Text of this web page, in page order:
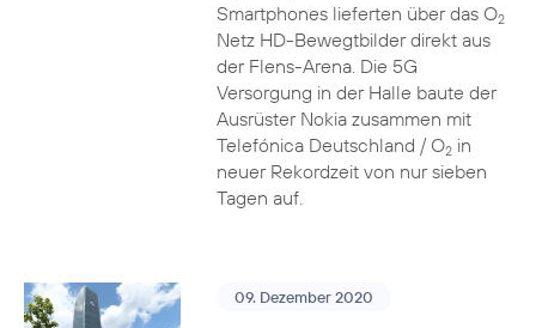
Smartphones lieferten über das O2
Netz HD-Bewegtbilder direkt aus
der Flens-Arena. Die 5G
Versorgung in der Halle baute der
Ausrüster Nokia zusammen mit
Telefónica Deutschland / O2in
neuer Rekordzeit von nur sieben
Tagen auf.
09. Dezember 2020